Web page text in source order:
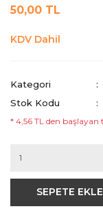
50,00 TL
KDV Dahil
Kategori
Stok Kodu
* 4,56 TL den başlayan
SEPETE EKLE